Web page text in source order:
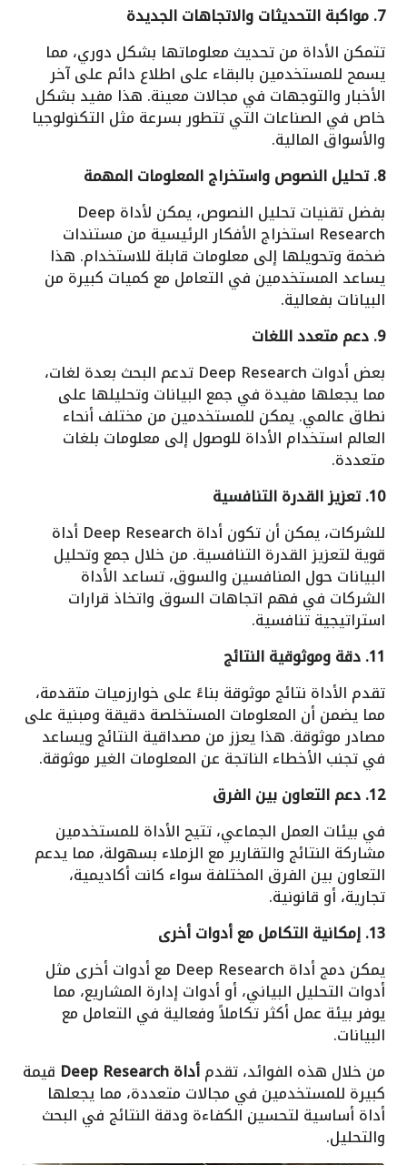
7. مواكبة التحديثات والاتجاهات الجديدة
تتمكن الأداة من تحديث معلوماتها بشكل دوري، مما
يسمح للمستخدمين بالبقاء على اطلاع دائم على آخر
الأخبار والتوجهات في مجالات معينة. هذا مفيد بشكل
خاص في الصناعات التي تتطور بسرعة مثل التكنولوجيا
والأسواق المالية.
8. تحليل النصوص واستخراج المعلومات المهمة
بفضل تقنيات تحليل النصوص، يمكن لأداة Deep
Research استخراج الأفكار الرئيسية من مستندات
ضخمة وتحويلها إلى معلومات قابلة للاستخدام. هذا
يساعد المستخدمين في التعامل مع كميات كبيرة من
البيانات بفعالية.
9. دعم متعدد اللغات
بعض أدوات Deep Research تدعم البحث بعدة لغات،
مما يجعلها مفيدة في جمع البيانات وتحليلها على
نطاق عالمي. يمكن للمستخدمين من مختلف أنحاء
العالم استخدام الأداة للوصول إلى معلومات بلغات
متعددة.
10. تعزيز القدرة التنافسية
للشركات، يمكن أن تكون أداة Deep Research أداة
قوية لتعزيز القدرة التنافسية. من خلال جمع وتحليل
البيانات حول المنافسين والسوق، تساعد الأداة
الشركات في فهم اتجاهات السوق واتخاذ قرارات
استراتيجية تنافسية.
11. دقة وموثوقية النتائج
تقدم الأداة نتائج موثوقة بناءً على خوارزميات متقدمة،
مما يضمن أن المعلومات المستخلصة دقيقة ومبنية على
مصادر موثوقة. هذا يعزز من مصداقية النتائج ويساعد
في تجنب الأخطاء الناتجة عن المعلومات الغير موثوقة.
12. دعم التعاون بين الفرق
في بيئات العمل الجماعي، تتيح الأداة للمستخدمين
مشاركة النتائج والتقارير مع الزملاء بسهولة، مما يدعم
التعاون بين الفرق المختلفة سواء كانت أكاديمية،
تجارية، أو قانونية.
13. إمكانية التكامل مع أدوات أخرى
يمكن دمج أداة Deep Research مع أدوات أخرى مثل
أدوات التحليل البياني، أو أدوات إدارة المشاريع، مما
يوفر بيئة عمل أكثر تكاملاً وفعالية في التعامل مع
البيانات.
من خلال هذه الفوائد، تقدمأداة Deep Research قيمة
كبيرة للمستخدمين في مجالات متعددة، مما يجعلها
أداة أساسية لتحسين الكفاءة ودقة النتائج في البحث
والتحليل.